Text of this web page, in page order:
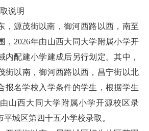
说明
源茂街以南，御河西路以西，南至
，2026年由山西大同大学附属小学开
内配建小学建成后另行划定。其中，
街以南，御河西路以西，昌宁街以北
报名学校入学条件的学生，根据学生
山西大同大学附属小学开源校区录
城区第四十五小学校录取。